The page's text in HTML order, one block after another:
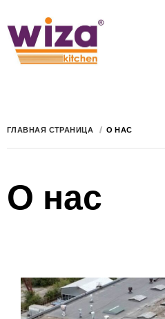
ГЛАВНАЯ СТРАНИЦА О НАС
О нас